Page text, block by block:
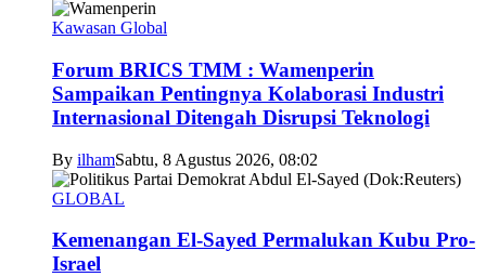
Kawasan Global
Forum BRICS TMM : Wamenperin
Sampaikan Pentingnya Kolaborasi Industri
Internasional Ditengah Disrupsi Teknologi
By ilhamSabtu, 8 Agustus 2026, 08:02
GLOBAL
Kemenangan El-Sayed Permalukan Kubu Pro-
Israel